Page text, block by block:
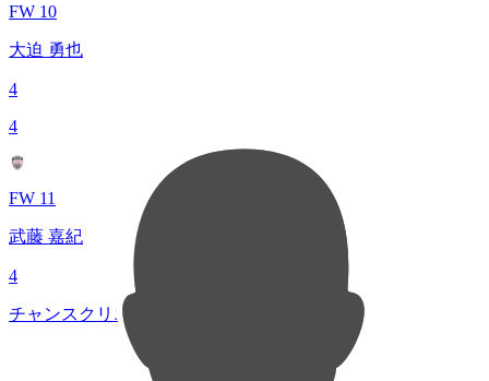
FW 10
大迫 勇也
4
4
FW 11
武藤 嘉紀
4
チャンスクリエイト総数